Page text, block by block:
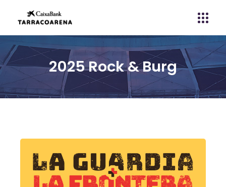
2025 Rock & Burg